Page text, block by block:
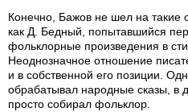
Конечно, Бажов не шел на такие
как Д. Бедный, попытавшийся
фольклорные произведения в
Неоднозначное отношение
и в собственной его позиции.
обрабатывал народные сказы, в
просто собирал фольклор.